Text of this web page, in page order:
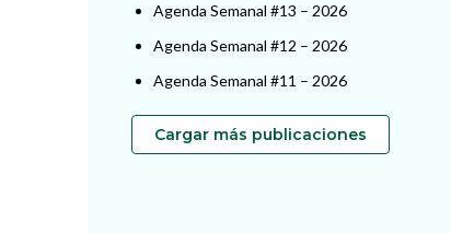
Agenda Semanal #13 – 2026
Agenda Semanal #12 – 2026
Agenda Semanal #11 – 2026
Cargar más publicaciones